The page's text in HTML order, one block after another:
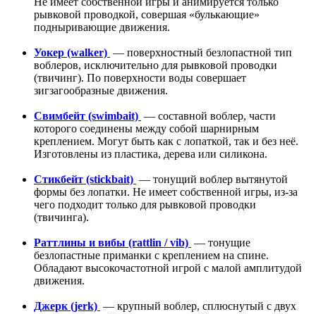
рывковой проводкой, совершая «булькающие»
подныривающие движения.
Уокер (walker) — поверхностный безлопастной тип
воблеров, исключительно для рывковой проводки
(твичинг). По поверхности воды совершает
зигзагообразные движения.
Cвимбейт (swimbait) — составной воблер, части
которого соединены между собой шарнирным
креплением. Могут быть как с лопаткой, так и без неё.
Изготовлены из пластика, дерева или силикона.
Cтикбейт (stickbait) — тонущий воблер вытянутой
формы без лопатки. Не имеет собственной игры, из-за
чего подходит только для рывковой проводки
(твичинга).
Раттлины и вибы (rattlin / vib) — тонущие
безлопастные приманки с креплением на спине.
Обладают высокочастотной игрой с малой амплитудой
движения.
Джерк (jerk) — крупный воблер, сплюснутый с двух